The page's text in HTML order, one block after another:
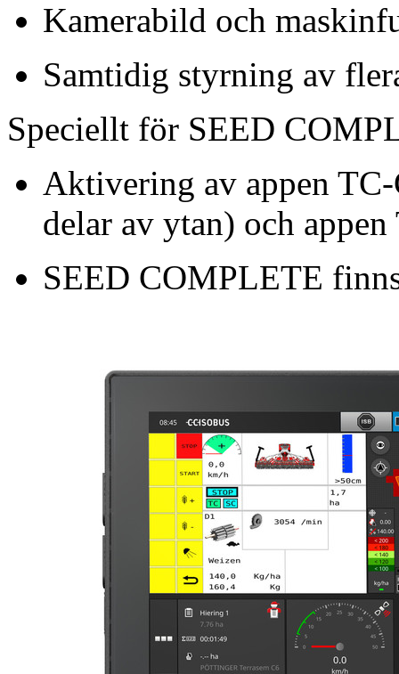
Kamerabild och
Samtidig styrning av
Speciellt för SEED
Aktivering av appen
delar av ytan) och
SEED COMPLETE